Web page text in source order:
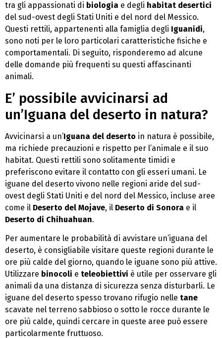
tra gli appassionati di biologia e degli habitat desertici
del sud-ovest degli Stati Uniti e del nord del Messico.
Questi rettili, appartenenti alla famiglia degli Iguanidi,
sono noti per le loro particolari caratteristiche fisiche e
comportamentali. Di seguito, risponderemo ad alcune
delle domande più frequenti su questi affascinanti
animali.
E’ possibile avvicinarsi ad
un’Iguana del deserto in natura?
Avvicinarsi a un’Iguana del deserto in natura è possibile,
ma richiede precauzioni e rispetto per l’animale e il suo
habitat. Questi rettili sono solitamente timidi e
preferiscono evitare il contatto con gli esseri umani. Le
iguane del deserto vivono nelle regioni aride del sud-
ovest degli Stati Uniti e del nord del Messico, incluse aree
come il Deserto del Mojave, il Deserto di Sonora e il
Deserto di Chihuahuan.
Per aumentare le probabilità di avvistare un’iguana del
deserto, è consigliabile visitare queste regioni durante le
ore più calde del giorno, quando le iguane sono più attive.
Utilizzare binocoli e teleobiettivi è utile per osservare gli
animali da una distanza di sicurezza senza disturbarli. Le
iguane del deserto spesso trovano rifugio nelle tane
scavate nel terreno sabbioso o sotto le rocce durante le
ore più calde, quindi cercare in queste aree può essere
particolarmente fruttuoso.